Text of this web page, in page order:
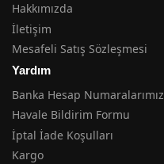
Hakkımızda
İletişim
Mesafeli Satış Sözleşmesi
Yardım
Banka Hesap Numaralarımız
Havale Bildirim Formu
İptal İade Koşulları
Kargo